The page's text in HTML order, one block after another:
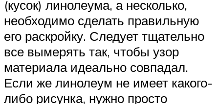
(кусок) линолеума, а несколько,
необходимо сделать правильную
его раскройку. Следует тщательно
все вымерять так, чтобы узор
материала идеально совпадал.
Если же линолеум не имеет какого-
либо рисунка, нужно просто